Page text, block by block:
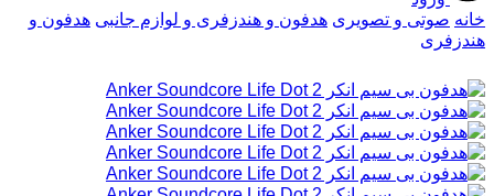
خانه صوتی و تصویری هدفون و هندزفری و لوازم جانبی هدفون و
هندزفری